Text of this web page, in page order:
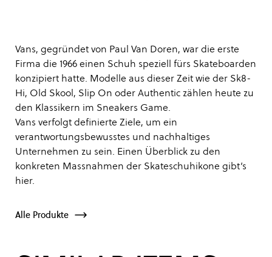
Vans, gegründet von Paul Van Doren, war die erste
Firma die 1966 einen Schuh speziell fürs Skateboarden
konzipiert hatte. Modelle aus dieser Zeit wie der Sk8-
Hi, Old Skool, Slip On oder Authentic zählen heute zu
den Klassikern im Sneakers Game.
Vans verfolgt definierte Ziele, um ein
verantwortungsbewusstes und nachhaltiges
Unternehmen zu sein. Einen Überblick zu den
konkreten Massnahmen der Skateschuhikone gibt’s
hier.
Alle Produkte